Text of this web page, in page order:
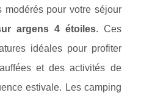
modérés pour votre séjour
argens 4 étoiles. Ces
idéales pour profiter
et des activités de
estivale. Les camping